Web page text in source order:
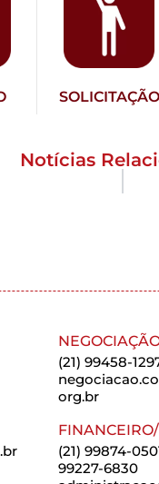
SOLICITAÇÃO
Notícias
(21) 99458-
org.br
(21) 99874-
99227-6830